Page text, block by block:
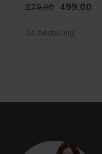
879,00 499,00
Op bestelling